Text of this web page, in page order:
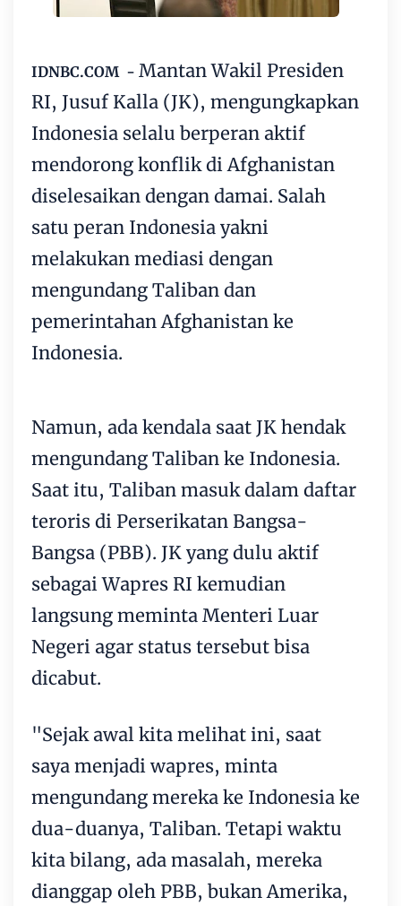
IDNBC.COM - Mantan Wakil Presiden
RI, Jusuf Kalla (JK), mengungkapkan
Indonesia selalu berperan aktif
mendorong konflik di Afghanistan
diselesaikan dengan damai. Salah
satu peran Indonesia yakni
melakukan mediasi dengan
mengundang Taliban dan
pemerintahan Afghanistan ke
Indonesia.
Namun, ada kendala saat JK hendak
mengundang Taliban ke Indonesia.
Saat itu, Taliban masuk dalam daftar
teroris di Perserikatan Bangsa-
Bangsa (PBB). JK yang dulu aktif
sebagai Wapres RI kemudian
langsung meminta Menteri Luar
Negeri agar status tersebut bisa
dicabut.
"Sejak awal kita melihat ini, saat
saya menjadi wapres, minta
mengundang mereka ke Indonesia ke
dua-duanya, Taliban. Tetapi waktu
kita bilang, ada masalah, mereka
dianggap oleh PBB, bukan Amerika,